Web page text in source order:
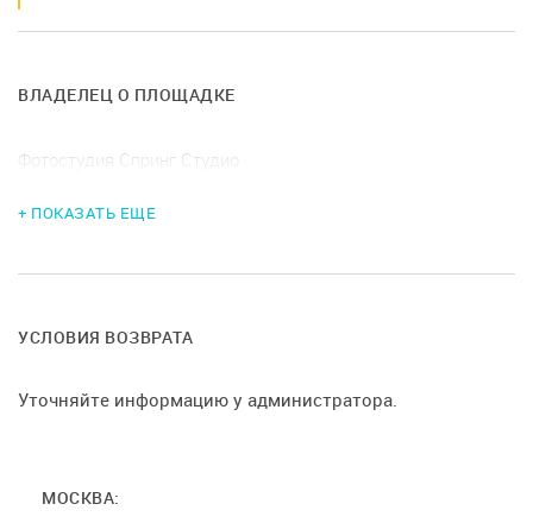
ВЛАДЕЛЕЦ О ПЛОЩАДКЕ
Фотостудия Спринг Студио
+ ПОКАЗАТЬ ЕЩЕ
УСЛОВИЯ ВОЗВРАТА
Уточняйте информацию у администратора.
МОСКВА: